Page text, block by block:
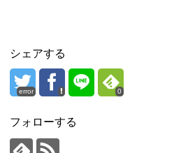
シェアする
error 0
フォローする